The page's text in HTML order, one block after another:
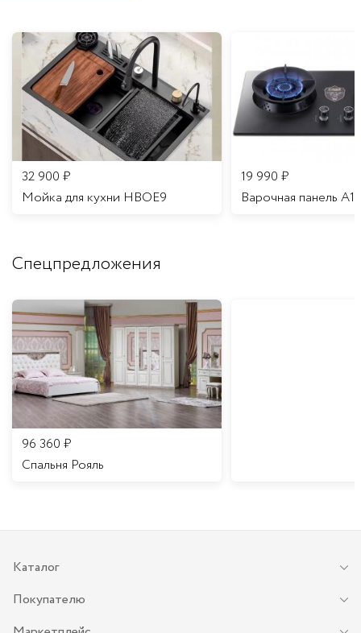
32 900 ₽
Мойка для кухни HBOE9
19 990 ₽
Варочная панель A16
Спецпредложения
96 360 ₽
Спальня Рояль
Каталог
Покупателю